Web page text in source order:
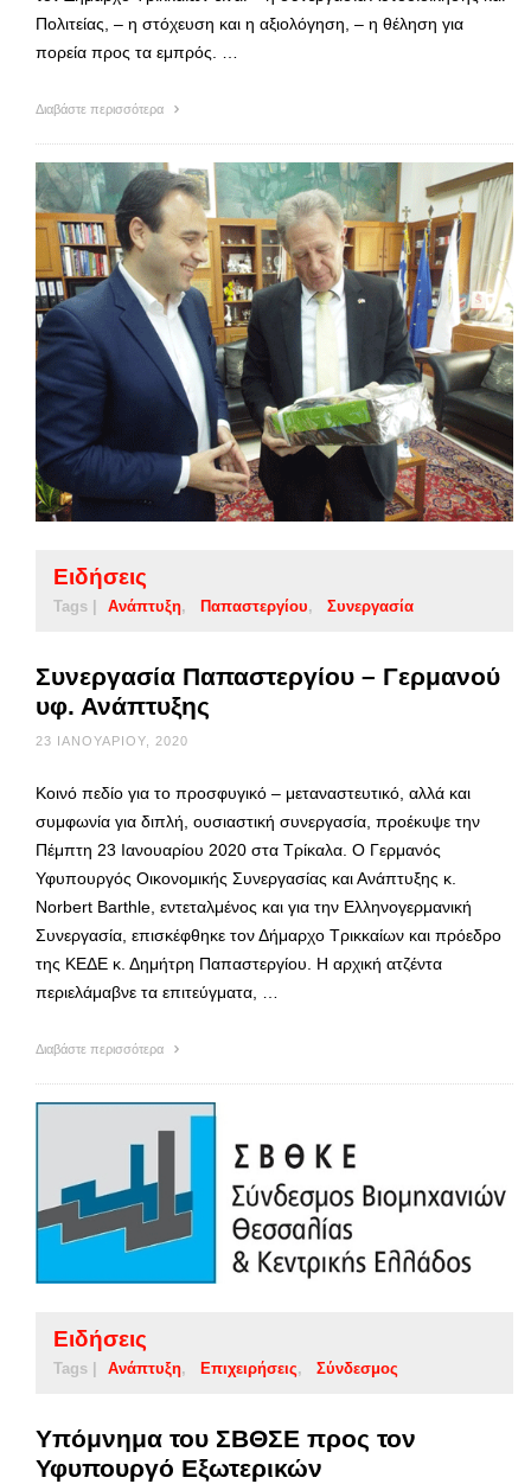
Πολιτείας, – η στόχευση και η αξιολόγηση, – η θέληση για
πορεία προς τα εμπρός. …
Διαβάστε περισσότερα
Ειδήσεις
Tags | Ανάπτυξη Παπαστεργίου Συνεργασία
Συνεργασία Παπαστεργίου – Γερμανού
υφ. Ανάπτυξης
23 ΙΑΝΟΥΑΡΊΟΥ, 2020
Κοινό πεδίο για το προσφυγικό – μεταναστευτικό, αλλά και
συμφωνία για διπλή, ουσιαστική συνεργασία, προέκυψε την
Πέμπτη 23 Ιανουαρίου 2020 στα Τρίκαλα. Ο Γερμανός
Υφυπουργός Οικονομικής Συνεργασίας και Ανάπτυξης κ.
Norbert Barthle, εντεταλμένος και για την Ελληνογερμανική
Συνεργασία, επισκέφθηκε τον Δήμαρχο Τρικκαίων και πρόεδρο
της ΚΕΔΕ κ. Δημήτρη Παπαστεργίου. Η αρχική ατζέντα
περιελάμαβνε τα επιτεύγματα, …
Διαβάστε περισσότερα
Ειδήσεις
Tags | Ανάπτυξη Επιχειρήσεις Σύνδεσμος
Υπόμνημα του ΣΒΘΣΕ προς τον
Υφυπουργό Εξωτερικών